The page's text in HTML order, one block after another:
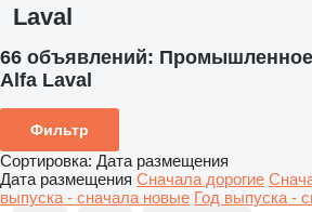
Laval
66 объявлений:
Alfa Laval
Фильтр
Сортировка: Дата размещения
Дата размещения Сначала дорогие
выпуска - сначала новые Год выпуска -